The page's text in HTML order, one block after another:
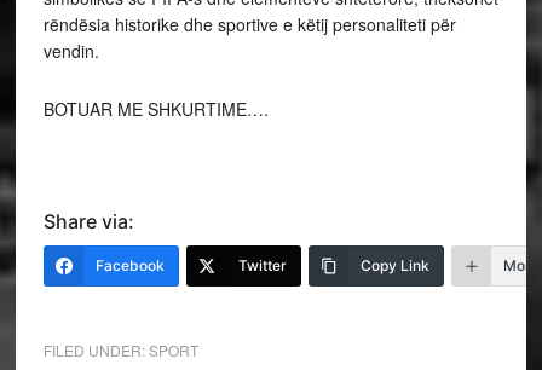
rëndësia historike dhe sportive e këtij personaliteti për
vendin.
BOTUAR ME SHKURTIME….
Share via:
Facebook Twitter Copy Link More
FILED UNDER:SPORT